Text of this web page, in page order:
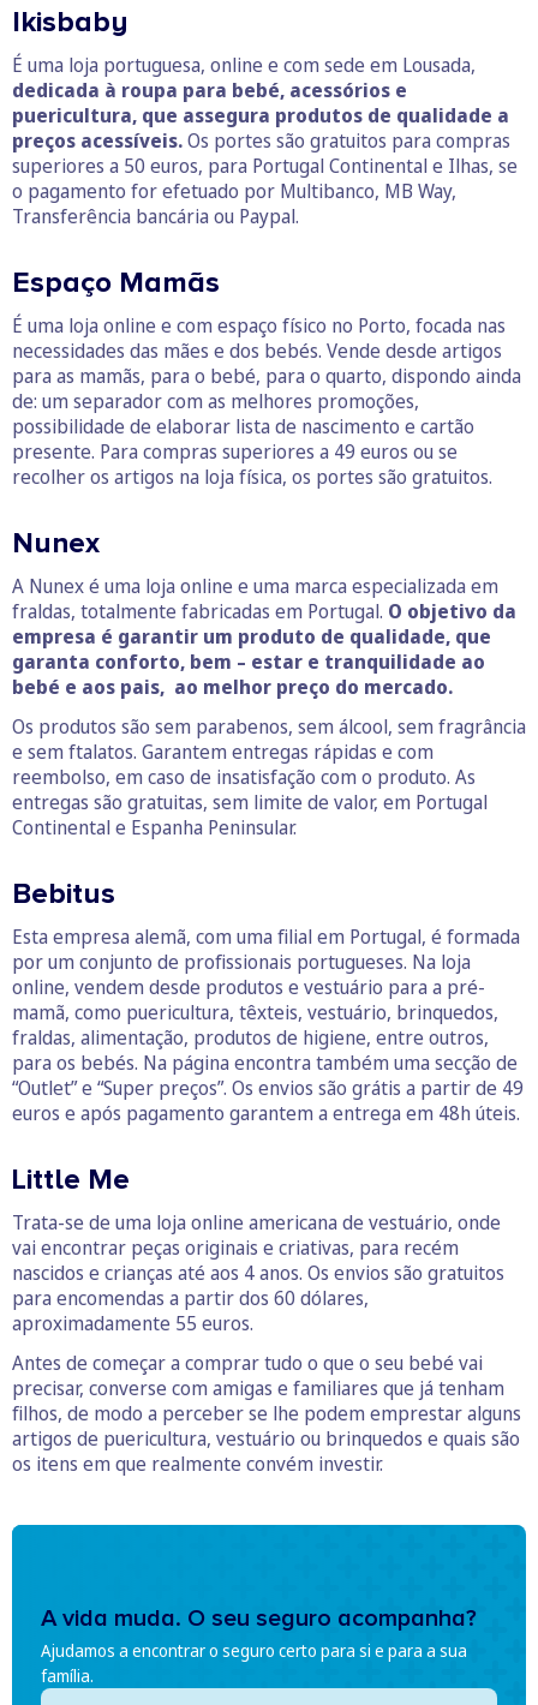
Ikisbaby
É uma loja portuguesa, online e com sede em Lousada,
dedicada à roupa para bebé, acessórios e
puericultura, que assegura produtos de qualidade a
preços acessíveis.Os portes são gratuitos para compras
superiores a 50 euros, para Portugal Continental e Ilhas, se
o pagamento for efetuado por Multibanco, MB Way,
Transferência bancária ou Paypal.
Espaço Mamãs
É uma loja online e com espaço físico no Porto, focada nas
necessidades das mães e dos bebés. Vende desde artigos
para as mamãs, para o bebé, para o quarto, dispondo ainda
de: um separador com as melhores promoções,
possibilidade de elaborar lista de nascimento e cartão
presente. Para compras superiores a 49 euros ou se
recolher os artigos na loja física, os portes são gratuitos.
Nunex
A Nunex é uma loja online e uma marca especializada em
fraldas, totalmente fabricadas em Portugal. O objetivo da
empresa é garantir um produto de qualidade, que
garanta conforto, bem – estar e tranquilidade ao
bebé e aos pais, ao melhor preço do mercado.
Os produtos são sem parabenos, sem álcool, sem fragrância
e sem ftalatos. Garantem entregas rápidas e com
reembolso, em caso de insatisfação com o produto. As
entregas são gratuitas, sem limite de valor, em Portugal
Continental e Espanha Peninsular.
Bebitus
Esta empresa alemã, com uma filial em Portugal, é formada
por um conjunto de profissionais portugueses. Na loja
online, vendem desde produtos e vestuário para a pré-
mamã, como puericultura, têxteis, vestuário, brinquedos,
fraldas, alimentação, produtos de higiene, entre outros,
para os bebés. Na página encontra também uma secção de
“Outlet” e “Super preços”. Os envios são grátis a partir de 49
euros e após pagamento garantem a entrega em 48h úteis.
Little Me
Trata-se de uma loja online americana de vestuário, onde
vai encontrar peças originais e criativas, para recém
nascidos e crianças até aos 4 anos. Os envios são gratuitos
para encomendas a partir dos 60 dólares,
aproximadamente 55 euros.
Antes de começar a comprar tudo o que o seu bebé vai
precisar, converse com amigas e familiares que já tenham
filhos, de modo a perceber se lhe podem emprestar alguns
artigos de puericultura, vestuário ou brinquedos e quais são
os itens em que realmente convém investir.
A vida muda. O seu seguro acompanha?
Ajudamos a encontrar o seguro certo para si e para a sua
família.